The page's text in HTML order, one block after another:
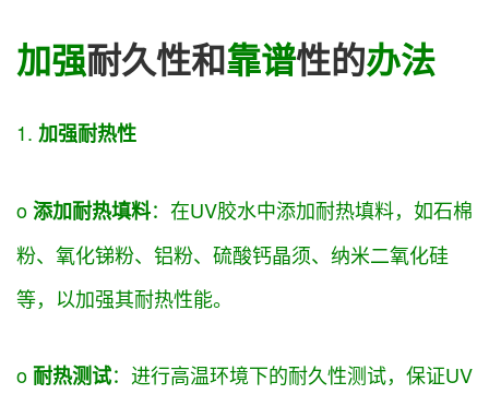
加强耐久性和靠谱性的办法
1. 加强耐热性
o添加耐热填料：在UV胶水中添加耐热填料，如石棉
粉、氧化锑粉、铝粉、硫酸钙晶须、纳米二氧化硅
等，以加强其耐热性能。
o耐热测试：进行高温环境下的耐久性测试， 保证UV